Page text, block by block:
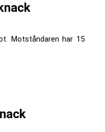
Motståndaren har 15